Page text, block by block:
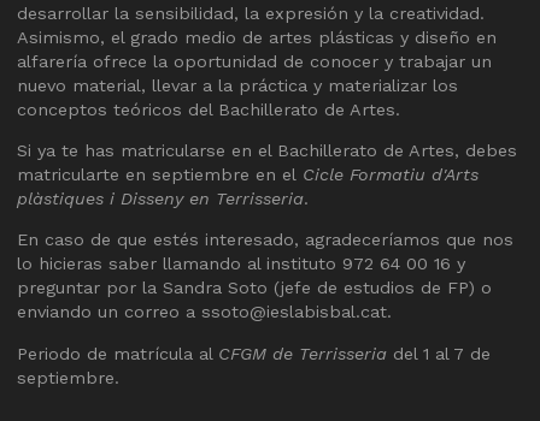
desarrollar la sensibilidad, la expresión y la creatividad.
Asimismo, el grado medio de artes plásticas y diseño en
alfarería ofrece la oportunidad de conocer y trabajar un
nuevo material, llevar a la práctica y materializar los
conceptos teóricos del Bachillerato de Artes.
Si ya te has matricularse en el Bachillerato de Artes, debes
matricularte en septiembre en el Cicle Formatiu d'Arts
plàstiques i Disseny en Terrisseria.
En caso de que estés interesado, agradeceríamos que nos
lo hicieras saber llamando al instituto 972 64 00 16 y
preguntar por la Sandra Soto (jefe de estudios de FP) o
enviando un correo a ssoto@ieslabisbal.cat.
Periodo de matrícula al CFGM de Terrisseria del 1 al 7 de
septiembre.